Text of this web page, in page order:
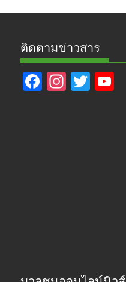
ติดตามข่าวสาร
F In T